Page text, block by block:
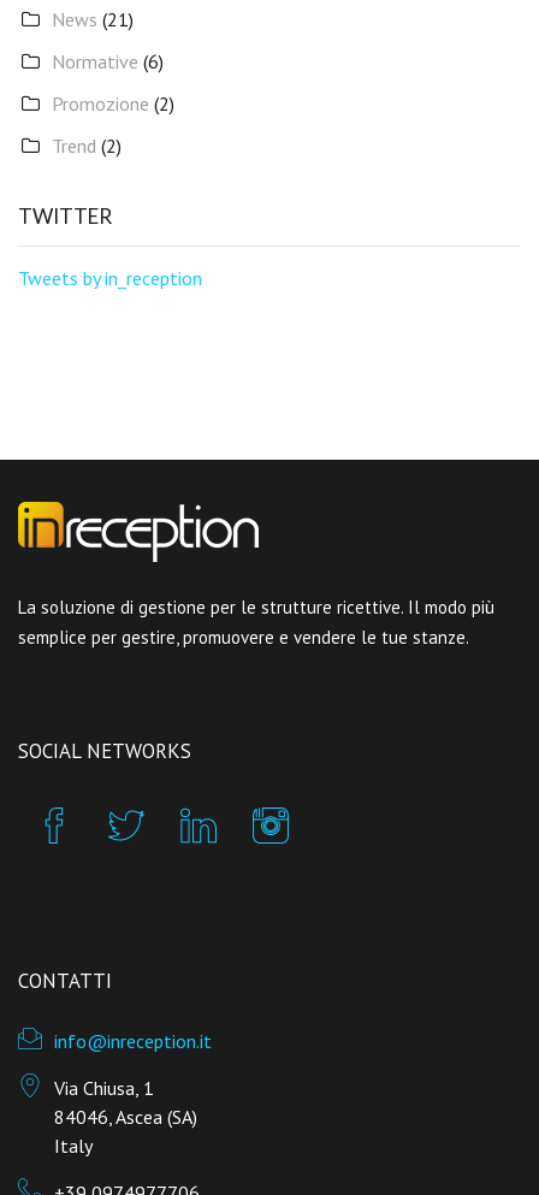
News (21)
Normative (6)
Promozione (2)
Trend (2)
TWITTER
Tweets by in_reception
La soluzione di gestione per le strutture ricettive. Il modo più
semplice per gestire, promuovere e vendere le tue stanze.
SOCIAL NETWORKS
CONTATTI
info@inreception.it
Via Chiusa, 1
84046, Ascea (SA)
Italy